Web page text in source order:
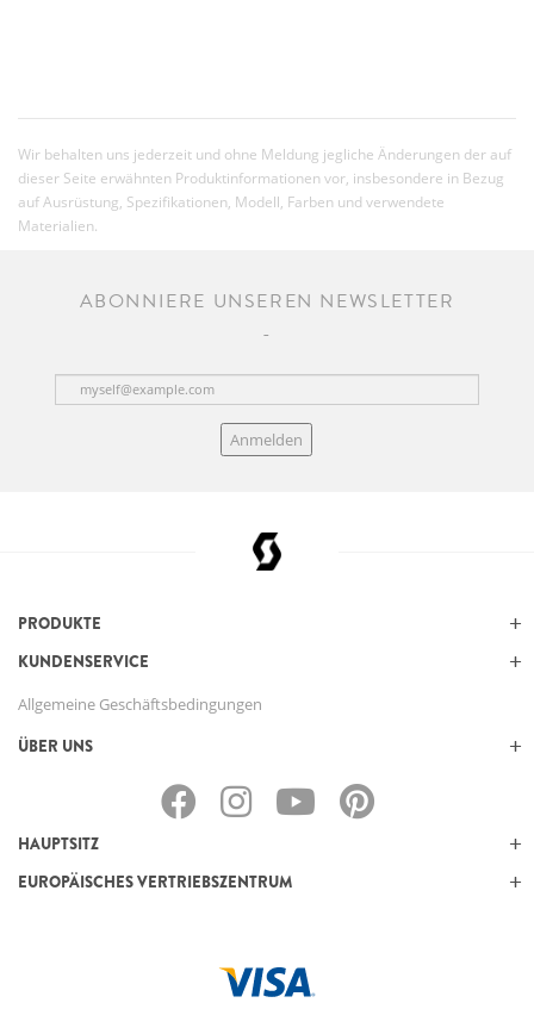
Wir behalten uns jederzeit und ohne Meldung jegliche Änderungen der auf
dieser Seite erwähnten Produktinformationen vor, insbesondere in Bezug
auf Ausrüstung, Spezifikationen, Modell, Farben und verwendete
Materialien.
ABONNIERE UNSEREN NEWSLETTER
Anmelden
PRODUKTE
KUNDENSERVICE
Allgemeine Geschäftsbedingungen
ÜBER UNS
HAUPTSITZ
EUROPÄISCHES VERTRIEBSZENTRUM